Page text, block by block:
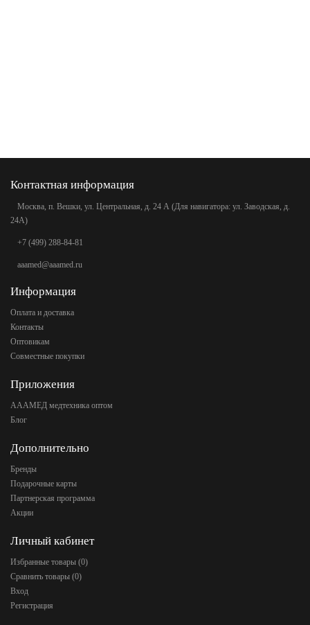
Контактная информация
Москва, п. Вешки, ул. Центральная, д. 24 А (Для навигатора: ул. Заводская, д.
24А)
+7 (499) 288-84-81
aaamed@aaamed.ru
Информация
Оплата и доставка
Контакты
Оптовикам
Совместные покупки
Приложения
АААМЕД медтехника оптом
Блог
Дополнительно
Бренды
Подарочные карты
Партнерская программа
Акции
Личный кабинет
Избранные товары (0)
Сравнить товары (0)
Вход
Регистрация